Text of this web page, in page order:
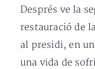
Després ve la
restauració de
al presidi, en
una vida de